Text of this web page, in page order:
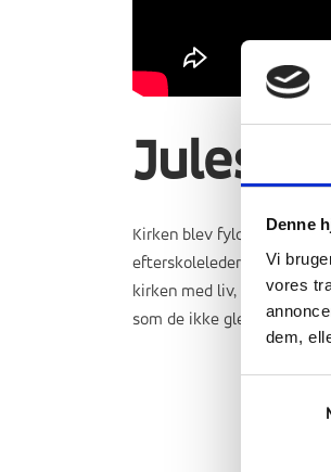
Denne
Vi
vores
dem,
Kirken blev fyldt til
efterskoleleder i mange
kirken med liv, sang og
som de ikke glemmer.